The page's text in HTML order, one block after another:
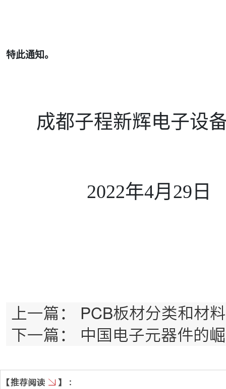
特此通知。
成都子程新辉电子设
2022年4月29日
上一篇： PCB板材分类和材
下一篇： 中国电子元器件的